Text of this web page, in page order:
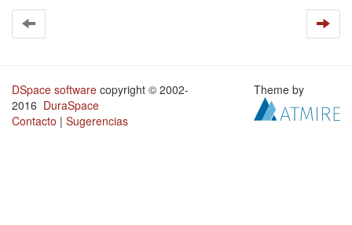
DSpace software copyright © 2002-
2016 DuraSpace
Contacto | Sugerencias
Theme by